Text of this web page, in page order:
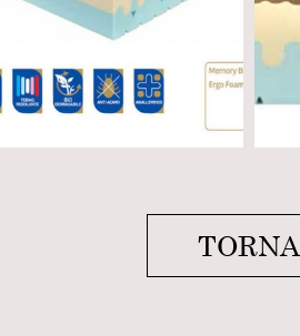
TORNA